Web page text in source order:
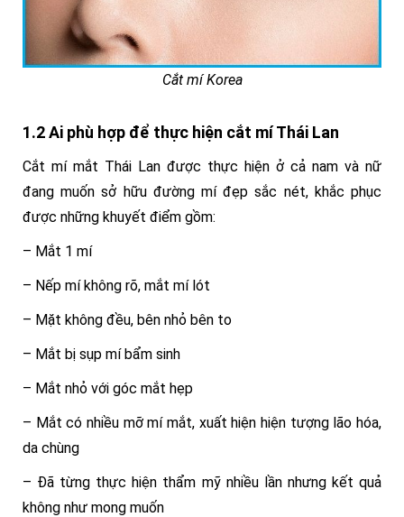
Cắt mí Korea
1.2 Ai phù hợp để thực hiện cắt mí Thái Lan
Cắt mí mắt Thái Lan được thực hiện ở cả nam và nữ
đang muốn sở hữu đường mí đẹp sắc nét, khắc phục
được những khuyết điểm gồm:
– Mắt 1 mí
– Nếp mí không rõ, mắt mí lót
– Mặt không đều, bên nhỏ bên to
– Mắt bị sụp mí bẩm sinh
– Mắt nhỏ với góc mắt hẹp
– Mắt có nhiều mỡ mí mắt, xuất hiện hiện tượng lão hóa,
da chùng
– Đã từng thực hiện thẩm mỹ nhiều lần nhưng kết quả
không như mong muốn